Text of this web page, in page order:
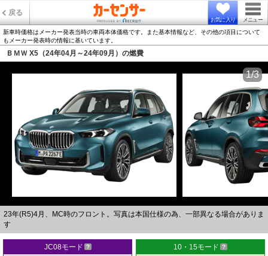
戻る
お気に入り メニュー
新車時価格はメーカー発表当時の車両本体価格です。また基本情報など、その他の項目について
もメーカー発表時の情報に基いています。
ＢＭＷ X5（24年04月～24年09月）の燃費
23年(R5)4月、MC時のフロント。写真は本国仕様の為、一部異なる場合がありま
す
1/3
JC08モード 10・15モード